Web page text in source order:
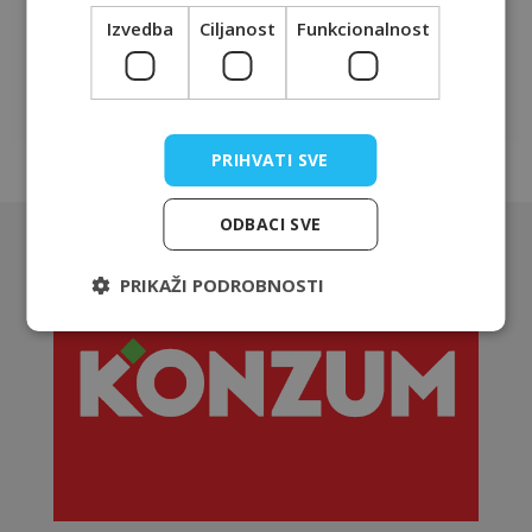
Izvedba Ciljanost Funkcionalnost
PRIHVATI SVE
ODBACI SVE
PRIKAŽI PODROBNOSTI